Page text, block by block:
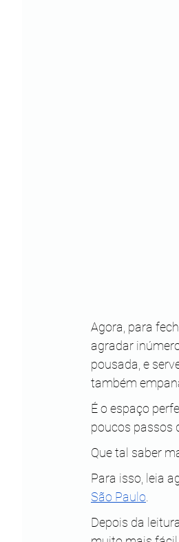
Agora, para
agradar
pousada, e
também
É o espaço
poucos passos
Que tal saber
Para isso, leia
São Paulo
Depois da